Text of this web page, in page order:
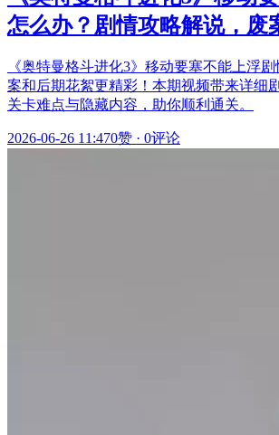
怎么办？剧情攻略解说，废
《奥特曼格斗进化3》移动要塞不能上浮
案和后期花絮更精彩！本期视频带来详细
关卡难点与隐藏内容，助你顺利通关。
2026-06-26 11:470赞 · 0评论